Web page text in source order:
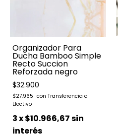
Organizador Para
Ducha Bamboo Simple
Recto Succion
Reforzada negro
$32.900
$27.965
3x$10.966,67sin
interés